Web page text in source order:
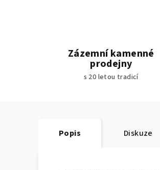
Zázemní kamenné
prodejny
s 20 letou tradicí
Popis Diskuze